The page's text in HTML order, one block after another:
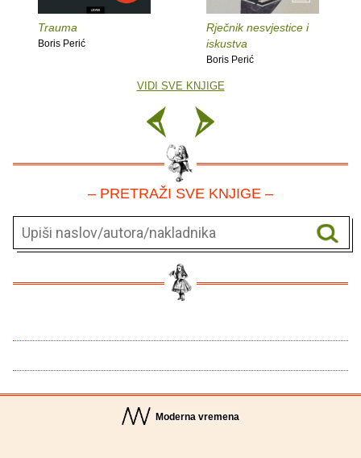
Trauma
Boris Perić
Rječnik nesvjestice i
iskustva
Boris Perić
VIDI SVE KNJIGE
– PRETRAŽI SVE KNJIGE –
Moderna vremena